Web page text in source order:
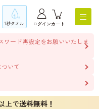
1秒タオル ログインカート
ワード再設定をお願いいたしま
いて
上で送料無料！